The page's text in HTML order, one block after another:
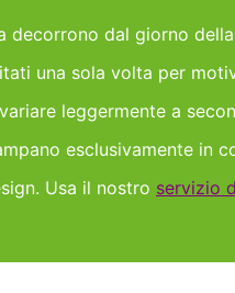
decorrono dal giorno
una sola volta per
leggermente a
esclusivamente in
Usa il nostro servizio